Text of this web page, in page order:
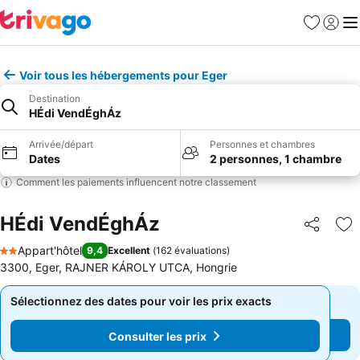
Favoris
Se
Voir tous les hébergements pour Eger
Destination
HÉdi VendÉghÁz
Arrivée/départ
Dates
Personnes et chambres
2 personnes, 1 chambre
Comment les paiements influencent notre classement
HÉdi VendÉghÁz Partager
2 Étoiles
Appart'hôtel 9,4 Excellent (162 évaluations)
3300, Eger, RAJNER KÁROLY UTCA, Hongrie
Sélectionnez des dates pour voir les prix exacts
Consulter les prix
Sélectionnez des dates pour voir les prix exacts
Consulter les prix